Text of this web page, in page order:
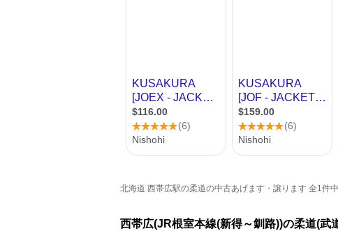
北海道 西帯広駅の柔道の中古あげます・譲ります 全1件
西帯広(JR根室本線(新得～釧路))の柔道(武